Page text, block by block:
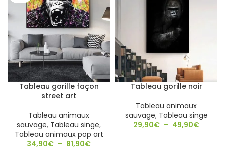
Tableau gorille façon
street art
Tableau animaux
sauvage, Tableau singe,
Tableau animaux pop art
34,90€ – 81,90€
Tableau gorille noir
Tableau animaux
sauvage, Tableau singe
29,90€ – 49,90€